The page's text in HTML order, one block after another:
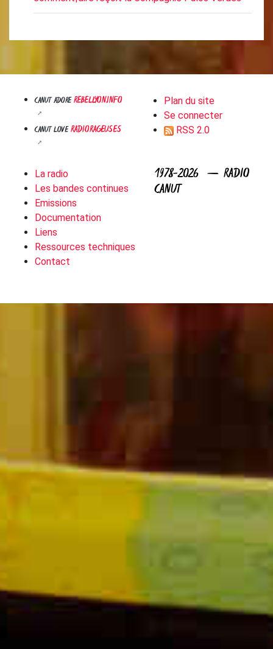
CANUT ADOREREBELLYON.INFO
CANUT LOVERADIORAGEUSES
Plan du site
Se connecter
RSS 2.0
La radio
Les bandes continues
Emissions
Documentation
Liens
Ressources techniques
Contact
1978-2026 — RADIO
CANUT